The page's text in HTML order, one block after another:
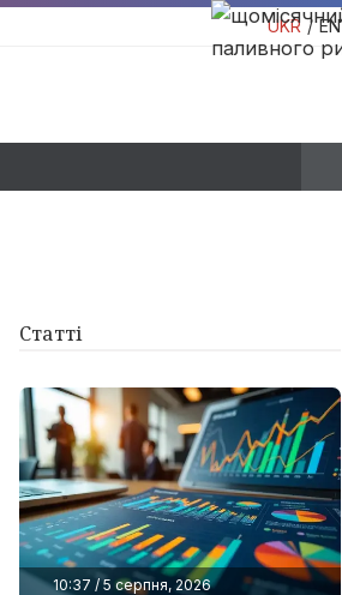
UKR EN
Статті
10:37 / 5 серпня, 2026